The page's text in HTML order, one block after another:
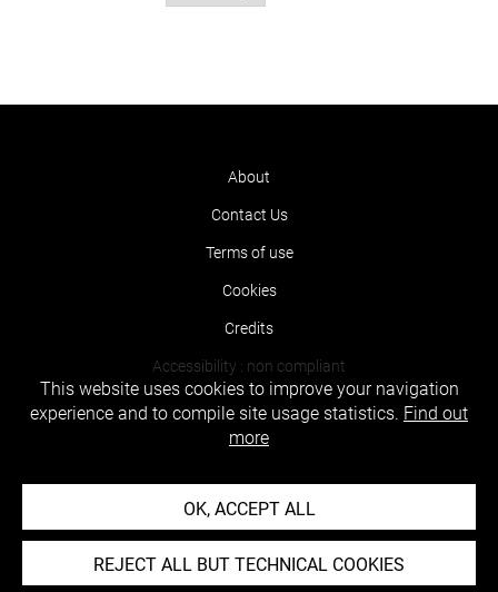
About
Contact Us
Terms of use
Cookies
Credits
Accessibility : non compliant
This website uses cookies to improve your navigation
experience and to compile site usage statistics. Find out
more
OK, ACCEPT ALL
REJECT ALL BUT TECHNICAL COOKIES